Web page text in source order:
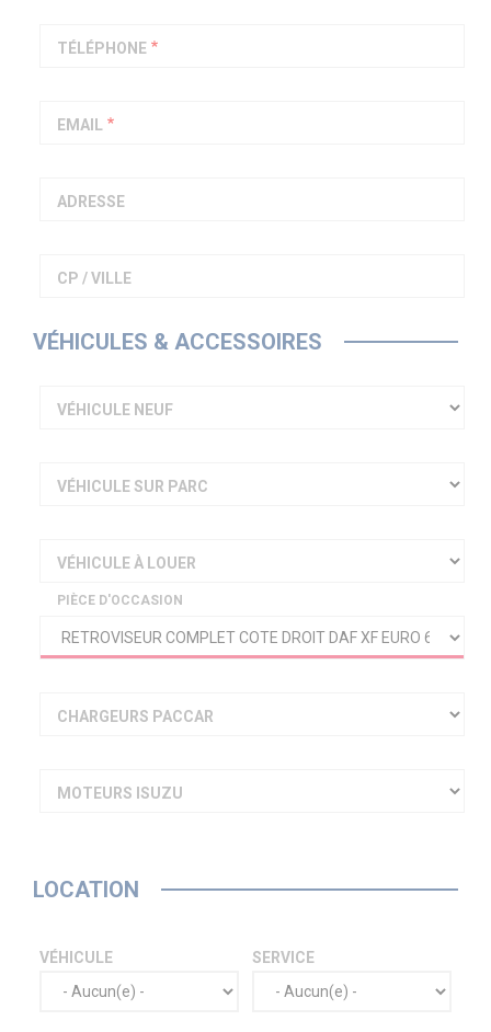
TÉLÉPHONE
EMAIL
ADRESSE
CP / VILLE
VÉHICULES & ACCESSOIRES
VÉHICULE NEUF
VÉHICULE SUR PARC
VÉHICULE À LOUER
PIÈCE D'OCCASION
CHARGEURS PACCAR
MOTEURS ISUZU
LOCATION
VÉHICULE SERVICE